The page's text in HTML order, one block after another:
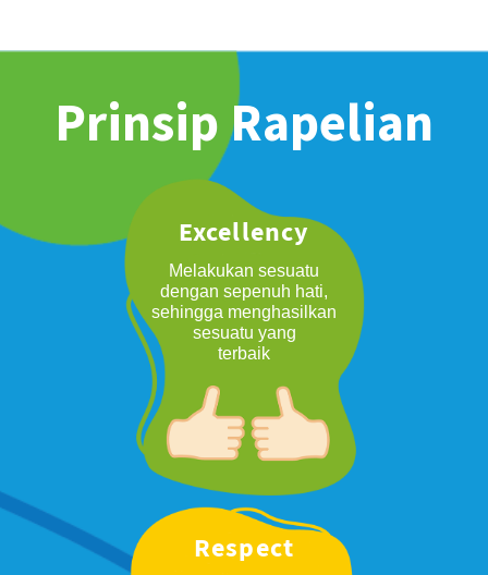
Indonesian
Prinsip Rapelian
Excellency
Melakukan sesuatu
dengan sepenuh hati,
sehingga menghasilkan
sesuatu yang
terbaik
Respect